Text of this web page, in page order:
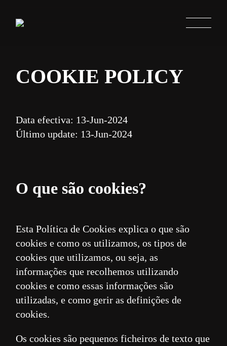
COOKIE POLICY
Data efectiva: 13-Jun-2024
Último update: 13-Jun-2024
O que são cookies?
Esta Política de Cookies explica o que são
cookies e como os utilizamos, os tipos de
cookies que utilizamos, ou seja, as
informações que recolhemos utilizando
cookies e como essas informações são
utilizadas, e como gerir as definições de
cookies.
Os cookies são pequenos ficheiros de texto que